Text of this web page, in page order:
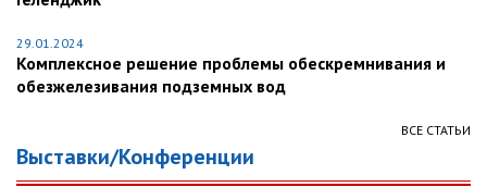
29.01.2024
Комплексное решение проблемы обескремнивания и
обезжелезивания подземных вод
ВСЕ СТАТЬИ
Выставки/Конференции